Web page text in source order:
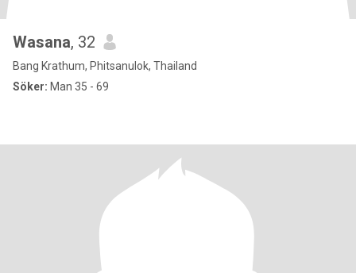
Wasana, 32
Bang Krathum, Phitsanulok, Thailand
Söker: Man 35 - 69